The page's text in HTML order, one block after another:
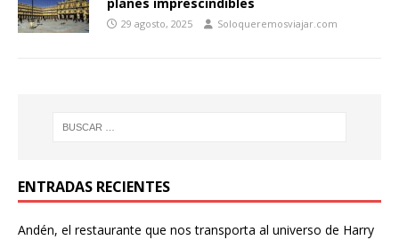
29 agosto, 2025 Soloqueremosviajar.com
ENTRADAS RECIENTES
Andén, el restaurante que nos transporta al universo de Harry